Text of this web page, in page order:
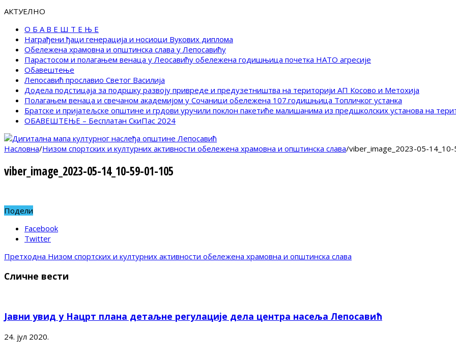
АКТУЕЛНО
О Б А В Е Ш Т Е Њ Е
Награђени ђаци генерација и носиоци Вукових диплома
Обележена храмовна и општинска слава у Лепосавићу
Парастосом и полагањем венаца у Леосавићу обележена годишњица почетка НАТО агресије
Обавештење
Лепосавић прославио Светог Василија
Додела подстицаја за подршку развоју привреде и предузетништва на територији АП Косово и Метохија
Полагањем венаца и свечаном академијом у Сочаници обележена 107.годишњица Топличког устанка
Братске и пријатељске општине и грдови уручили поклон пакетиће малишанима из предшколских установа на
ОБАВЕШТЕЊЕ – Бесплатан СкиПас 2024
Насловна/Низом спортских и културних активности обележена храмовна и општинска слава/viber_image_2023-05-
viber_image_2023-05-14_10-59-01-105
Подели
Facebook
Twitter
Претходна Низом спортских и културних активности обележена храмовна и општинска слава
Сличне вести
Јавни увид у Нацрт плана детаљне регулације дела центра насеља Лепосавић
24. јул 2020.